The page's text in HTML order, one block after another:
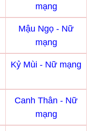
mạng
Mậu Ngọ - Nữ
mạng
Kỷ Mùi - Nữ mạng
Canh Thân - Nữ
mạng